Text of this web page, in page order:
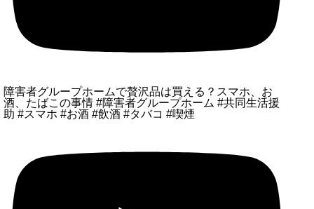
障害者グループホームで贅沢品は買える？スマホ、お
酒、たばこの事情 #障害者グループホーム #共同生活援
助 #スマホ #お酒 #飲酒 #タバコ #喫煙